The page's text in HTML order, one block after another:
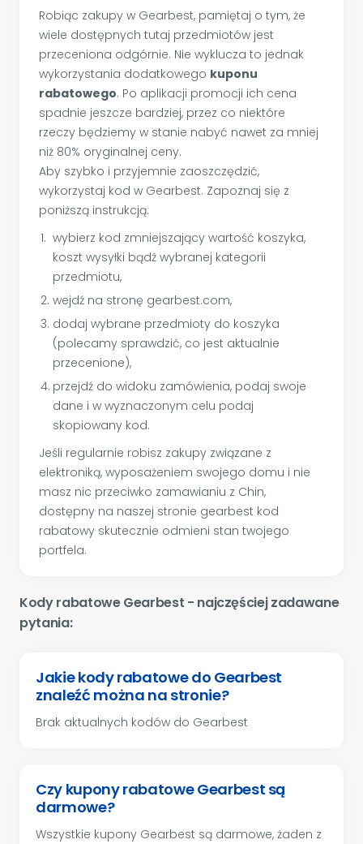
Robiąc zakupy w Gearbest, pamiętaj o tym, że
wiele dostępnych tutaj przedmiotów jest
przeceniona odgórnie. Nie wyklucza to jednak
wykorzystania dodatkowego kuponu
rabatowego. Po aplikacji promocji ich cena
spadnie jeszcze bardziej, przez co niektóre
rzeczy będziemy w stanie nabyć nawet za mniej
niż 80% oryginalnej ceny.
Aby szybko i przyjemnie zaoszczędzić,
wykorzystaj kod w Gearbest. Zapoznaj się z
poniższą instrukcją:
wybierz kod zmniejszający wartość koszyka,
koszt wysyłki bądź wybranej kategorii
przedmiotu,
wejdź na stronę gearbest.com,
dodaj wybrane przedmioty do koszyka
(polecamy sprawdzić, co jest aktualnie
przecenione),
przejdź do widoku zamówienia, podaj swoje
dane i w wyznaczonym celu podaj
skopiowany kod.
Jeśli regularnie robisz zakupy związane z
elektroniką, wyposażeniem swojego domu i nie
masz nic przeciwko zamawianiu z Chin,
dostępny na naszej stronie gearbest kod
rabatowy skutecznie odmieni stan twojego
portfela.
Kody rabatowe Gearbest - najczęściej zadawane
pytania:
Jakie kody rabatowe do Gearbest
znaleźć można na stronie?
Brak aktualnych kodów do Gearbest
Czy kupony rabatowe Gearbest są
darmowe?
Wszystkie kupony Gearbest są darmowe, żaden z